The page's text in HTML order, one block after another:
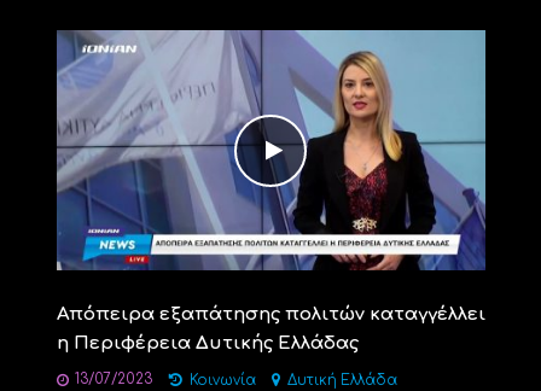
Απόπειρα εξαπάτησης πολιτών καταγγέλλει
η Περιφέρεια Δυτικής Ελλάδας
13/07/2023 Κοινωνία Δυτική Ελλάδα